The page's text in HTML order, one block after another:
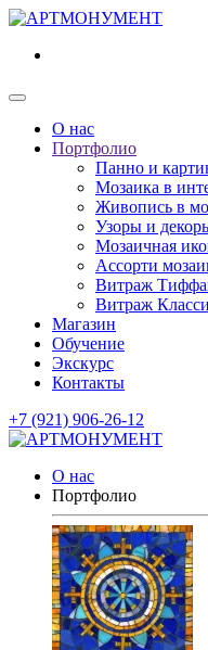
О нас
Портфолио
Панно и
Мозаика в
Живопись в
Узоры и
Мозаичная
Ассорти
Витраж
Витраж
Магазин
Обучение
Экскурс
Контакты
+7 (921) 906-26-12
О нас
Портфолио